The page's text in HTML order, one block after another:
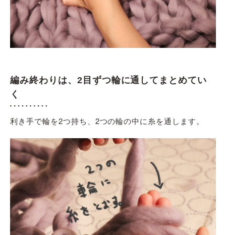
編み終わりは、2目ずつ輪に通してまとめてい
く
利き手で輪を2つ持ち、2つの輪の中に糸を通します。